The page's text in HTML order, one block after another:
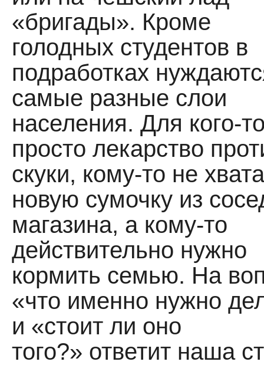
«бригады». Кроме
голодных студентов в
подработках
самые разные слои
населения. Для кого-
просто лекарство
скуки, кому-то не
новую сумочку из
магазина, а кому-то
действительно нужно
кормить семью. На
«что именно нужно
и «стоит ли оно
того?» ответит наша